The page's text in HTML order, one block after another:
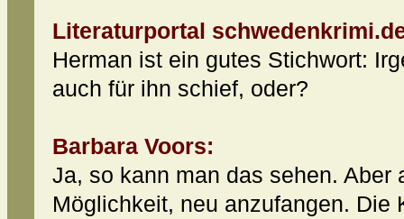
Literaturportal
Herman ist ein gutes Stichwort:
auch für ihn schief, oder?
Barbara Voors:
Ja, so kann man das sehen. Aber
Möglichkeit, neu anzufangen. Die